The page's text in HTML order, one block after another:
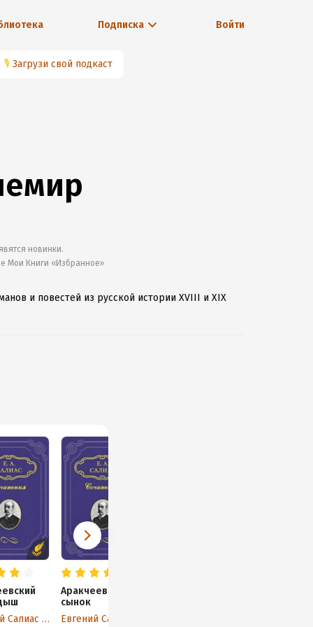
Подписка Войти
🎙 Загрузи свой подкаст
новинки.
Мои Книги «Избранное»
и повестей из русской истории XVIII и XIX
Евгений Салиас де Турнемир
Аракчеевский
сынок